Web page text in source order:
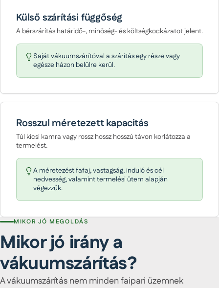
Külső szárítási függőség
A bérszárítás határidő-, minőség- és költségkockázatot jelent.
Saját vákuumszárítóval a szárítás egy része vagy
egésze házon belülre kerül.
Rosszul méretezett kapacitás
Túl kicsi kamra vagy rossz hossz hosszú távon korlátozza a
termelést.
A méretezést fafaj, vastagság, induló és cél
nedvesség, valamint termelési ütem alapján
végezzük.
MIKOR JÓ MEGOLDÁS
Mikor jó irány a
vákuumszárítás?
A vákuumszárítás nem minden faipari üzemnek